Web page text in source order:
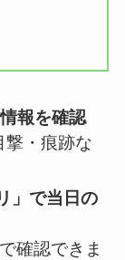
報を確認
撃・痕跡な
」で当日の
確認できま